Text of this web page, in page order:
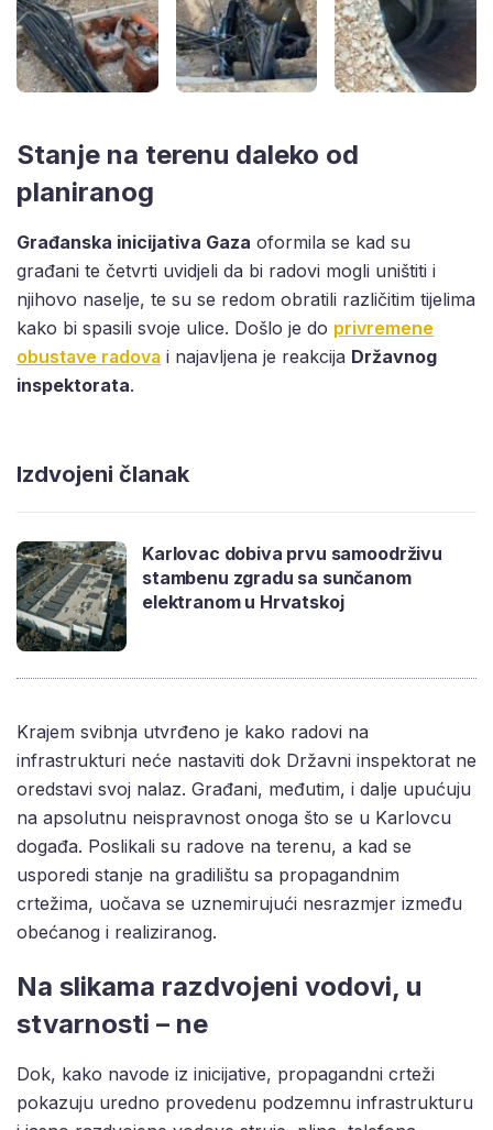
Stanje na terenu daleko od
planiranog
Građanska inicijativa Gaza oformila se kad su
građani te četvrti uvidjeli da bi radovi mogli uništiti i
njihovo naselje, te su se redom obratili različitim tijelima
kako bi spasili svoje ulice. Došlo je do privremene
obustave radova i najavljena je reakcija Državnog
inspektorata.
Izdvojeni članak
Karlovac dobiva prvu samoodrživu
stambenu zgradu sa sunčanom
elektranom u Hrvatskoj
Krajem svibnja utvrđeno je kako radovi na
infrastrukturi neće nastaviti dok Državni inspektorat ne
oredstavi svoj nalaz. Građani, međutim, i dalje upućuju
na apsolutnu neispravnost onoga što se u Karlovcu
događa. Poslikali su radove na terenu, a kad se
usporedi stanje na gradilištu sa propagandnim
crtežima, uočava se uznemirujući nesrazmjer između
obećanog i realiziranog.
Na slikama razdvojeni vodovi, u
stvarnosti – ne
Dok, kako navode iz inicijative, propagandni crteži
pokazuju uredno provedenu podzemnu infrastrukturu